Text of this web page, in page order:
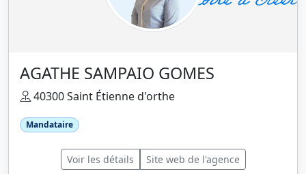
AGATHE SAMPAIO GOMES
40300 Saint Étienne d'orthe
Mandataire
Voir les détails Site web de l'agence